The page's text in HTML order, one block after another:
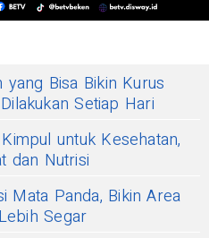
yang Bisa Bikin Kurus
Setiap Hari
untuk Kesehatan,
dan Nutrisi
Mata Panda, Bikin Area
Segar